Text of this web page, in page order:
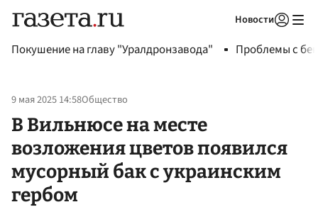
Новости
Покушение на главу "Уралдронзавода" Проблемы с
9 мая 2025 14:58Общество
В Вильнюсе на месте
возложения цветов появился
мусорный бак с украинским
гербом